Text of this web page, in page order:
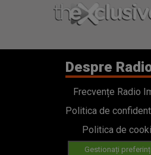
Despre
Frecvențe Radio
Politica de
Politica de
Gestionați